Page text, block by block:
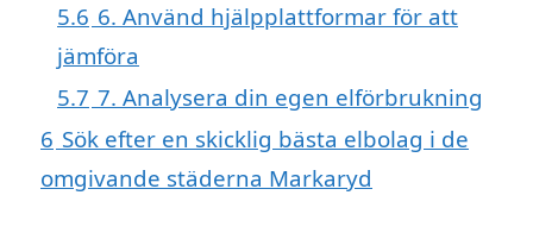
5.6 6. Använd hjälpplattformar för att
jämföra
5.7 7. Analysera din egen elförbrukning
6 Sök efter en skicklig bästa elbolag i de
omgivande städerna Markaryd